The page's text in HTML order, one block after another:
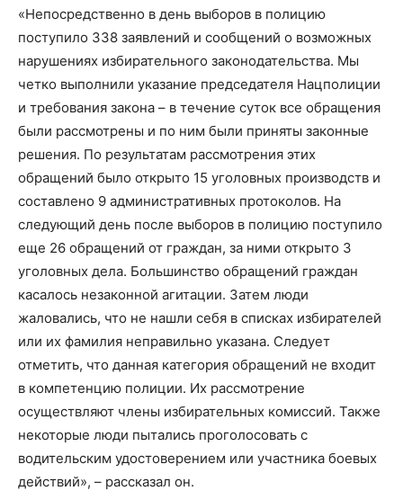
«Непосредственно в день выборов в полицию
поступило 338 заявлений и сообщений о возможных
нарушениях избирательного законодательства. Мы
четко выполнили указание председателя Нацполиции
и требования закона – в течение суток все обращения
были рассмотрены и по ним были приняты законные
решения. По результатам рассмотрения этих
обращений было открыто 15 уголовных производств и
составлено 9 административных протоколов. На
следующий день после выборов в полицию поступило
еще 26 обращений от граждан, за ними открыто 3
уголовных дела. Большинство обращений граждан
касалось незаконной агитации. Затем люди
жаловались, что не нашли себя в списках избирателей
или их фамилия неправильно указана. Следует
отметить, что данная категория обращений не входит
в компетенцию полиции. Их рассмотрение
осуществляют члены избирательных комиссий. Также
некоторые люди пытались проголосовать с
водительским удостоверением или участника боевых
действий», – рассказал он.